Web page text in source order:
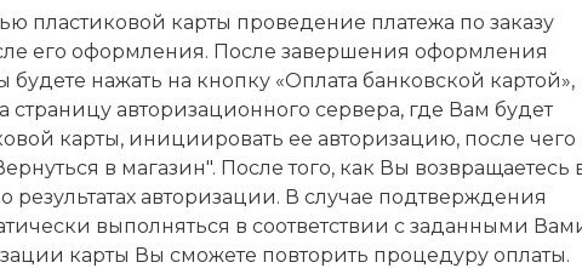
карты проведение платежа по заказу
его оформления. После завершения оформления
нажать на кнопку «Оплата банковской картой»,
авторизационного сервера, где Вам будет
карты, инициировать ее авторизацию, после чего
в магазин". После того, как Вы возвращаетесь
результатах авторизации. В случае подтверждения
выполняться в соответствии с заданными
карты Вы сможете повторить процедуру оплаты.